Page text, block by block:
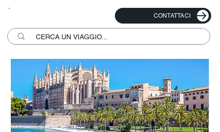
CONTATTACI